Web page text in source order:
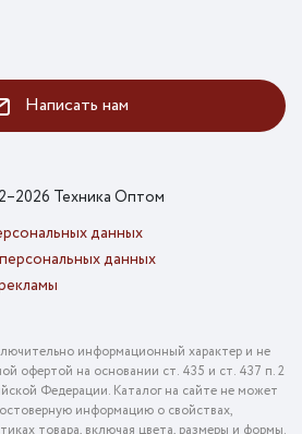
Написать нам
Техника Оптом
данных
данных
информационный характер и не
офертой на основании ст. 435 и ст. 437 п. 2
Федерации. Каталог на сайте не может
информацию о свойствах,